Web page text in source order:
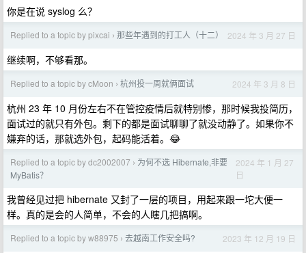
你是在说 syslog 么？
Replied to a topic by pixcai › 那些年遇到的打工人（十二） 2024 年 3 月 27 日
继续啊，不够看那。
Replied to a topic by cMoon › 杭州投一周就俩面试 2024 年 3 月 8 日
杭州 23 年 10 月份左右不在管控疫情后就特别惨，那时候我投简历，
面试过的就只有外包。剩下的都是面试聊聊了就没动静了。如果你不
嫌弃的话，那就选外包，起码能活着。😂
Replied to a topic by dc2002007 › 为何不选 Hibernate,非要
MyBatis？
2024 年 1 月 27
日
我曾经见过把 hibernate 又封了一层的项目，用起来跟一坨大便一
样。真的是会的人简单，不会的人瞎几把搞啊。
Replied to a topic by w88975 › 去越南工作安全吗? 2023 年 12 月 19 日